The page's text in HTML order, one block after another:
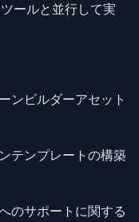
ールと並行して実
ンビルダーアセット
テンプレートの構築
のサポートに関する